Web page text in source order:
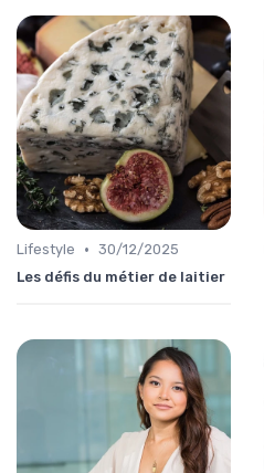
Lifestyle • 30/12/2025
Les défis du métier de laitier